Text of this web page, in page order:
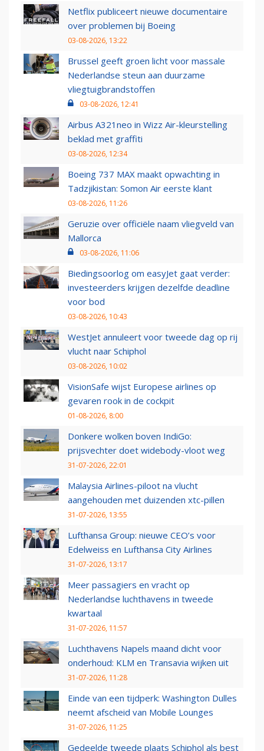
Netflix publiceert nieuwe documentaire
over problemen bij Boeing
03-08-2026, 13:22
Brussel geeft groen licht voor massale
Nederlandse steun aan duurzame
vliegtuigbrandstoffen
03-08-2026, 12:41
Airbus A321neo in Wizz Air-kleurstelling
beklad met graffiti
03-08-2026, 12:34
Boeing 737 MAX maakt opwachting in
Tadzjikistan: Somon Air eerste klant
03-08-2026, 11:26
Geruzie over officiële naam vliegveld van
Mallorca
03-08-2026, 11:06
Biedingsoorlog om easyJet gaat verder:
investeerders krijgen dezelfde deadline
voor bod
03-08-2026, 10:43
WestJet annuleert voor tweede dag op rij
vlucht naar Schiphol
03-08-2026, 10:02
VisionSafe wijst Europese airlines op
gevaren rook in de cockpit
01-08-2026, 8:00
Donkere wolken boven IndiGo:
prijsvechter doet widebody-vloot weg
31-07-2026, 22:01
Malaysia Airlines-piloot na vlucht
aangehouden met duizenden xtc-pillen
31-07-2026, 13:55
Lufthansa Group: nieuwe CEO’s voor
Edelweiss en Lufthansa City Airlines
31-07-2026, 13:17
Meer passagiers en vracht op
Nederlandse luchthavens in tweede
kwartaal
31-07-2026, 11:57
Luchthavens Napels maand dicht voor
onderhoud: KLM en Transavia wijken uit
31-07-2026, 11:28
Einde van een tijdperk: Washington Dulles
neemt afscheid van Mobile Lounges
31-07-2026, 11:25
Gedeelde tweede plaats Schiphol als best